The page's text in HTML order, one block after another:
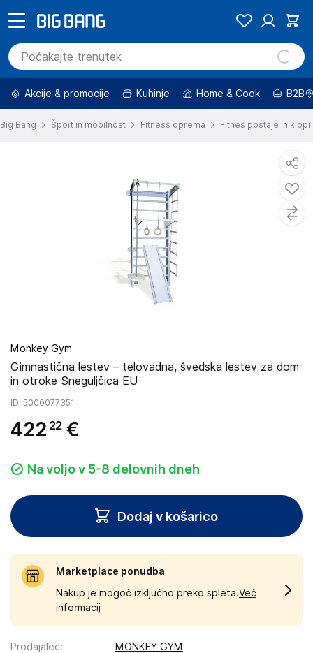
Akcije & promocije Kuhinje Home & Cook B2B
Big Bang Šport in mobilnost Fitness oprema Fitnes postaje in klopi
Monkey Gym
Gimnastična lestev – telovadna, švedska lestev za dom
in otroke Sneguljčica EU
ID: 5000077351
422 22 €
Na voljo v 5-8 delovnih dneh
Dodaj v košarico
Marketplace ponudba
Nakup je mogoč izključno preko spleta.Več
informacij
Prodajalec:
MONKEY GYM